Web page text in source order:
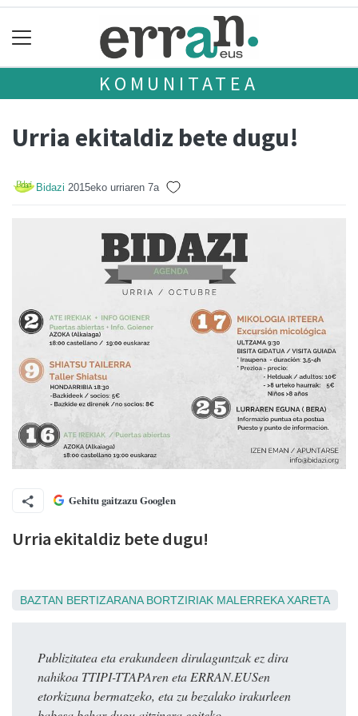
KOMUNITATEA
Urria ekitaldiz bete dugu!
Bidazi 2015eko urriaren 7a
Gehitu gaitzazu Googlen
Urria ekitaldiz bete dugu!
BAZTAN BERTIZARANA BORTZIRIAK MALERREKA XARETA
Publizitatea eta erakundeen dirulaguntzak ez dira
nahikoa TTIPI-TTAPAren eta ERRAN.EUSen
etorkizuna bermatzeko, eta zu bezalako irakurleen